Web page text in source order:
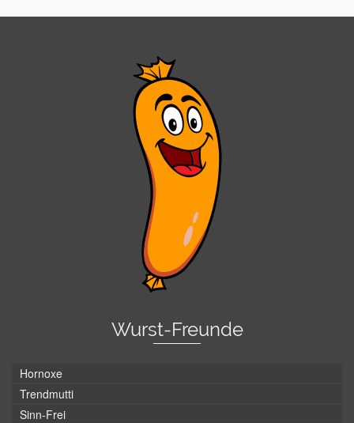
Wurst-Freunde
Hornoxe
Trendmutti
Sinn-Frei